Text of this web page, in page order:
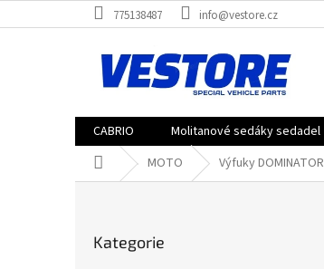
na
775138487 info@vestore.cz
CABRIO Molitanové sedáky sedadel
Domů MOTO Výfuky DOMINATOR
kategorie
Kategorie